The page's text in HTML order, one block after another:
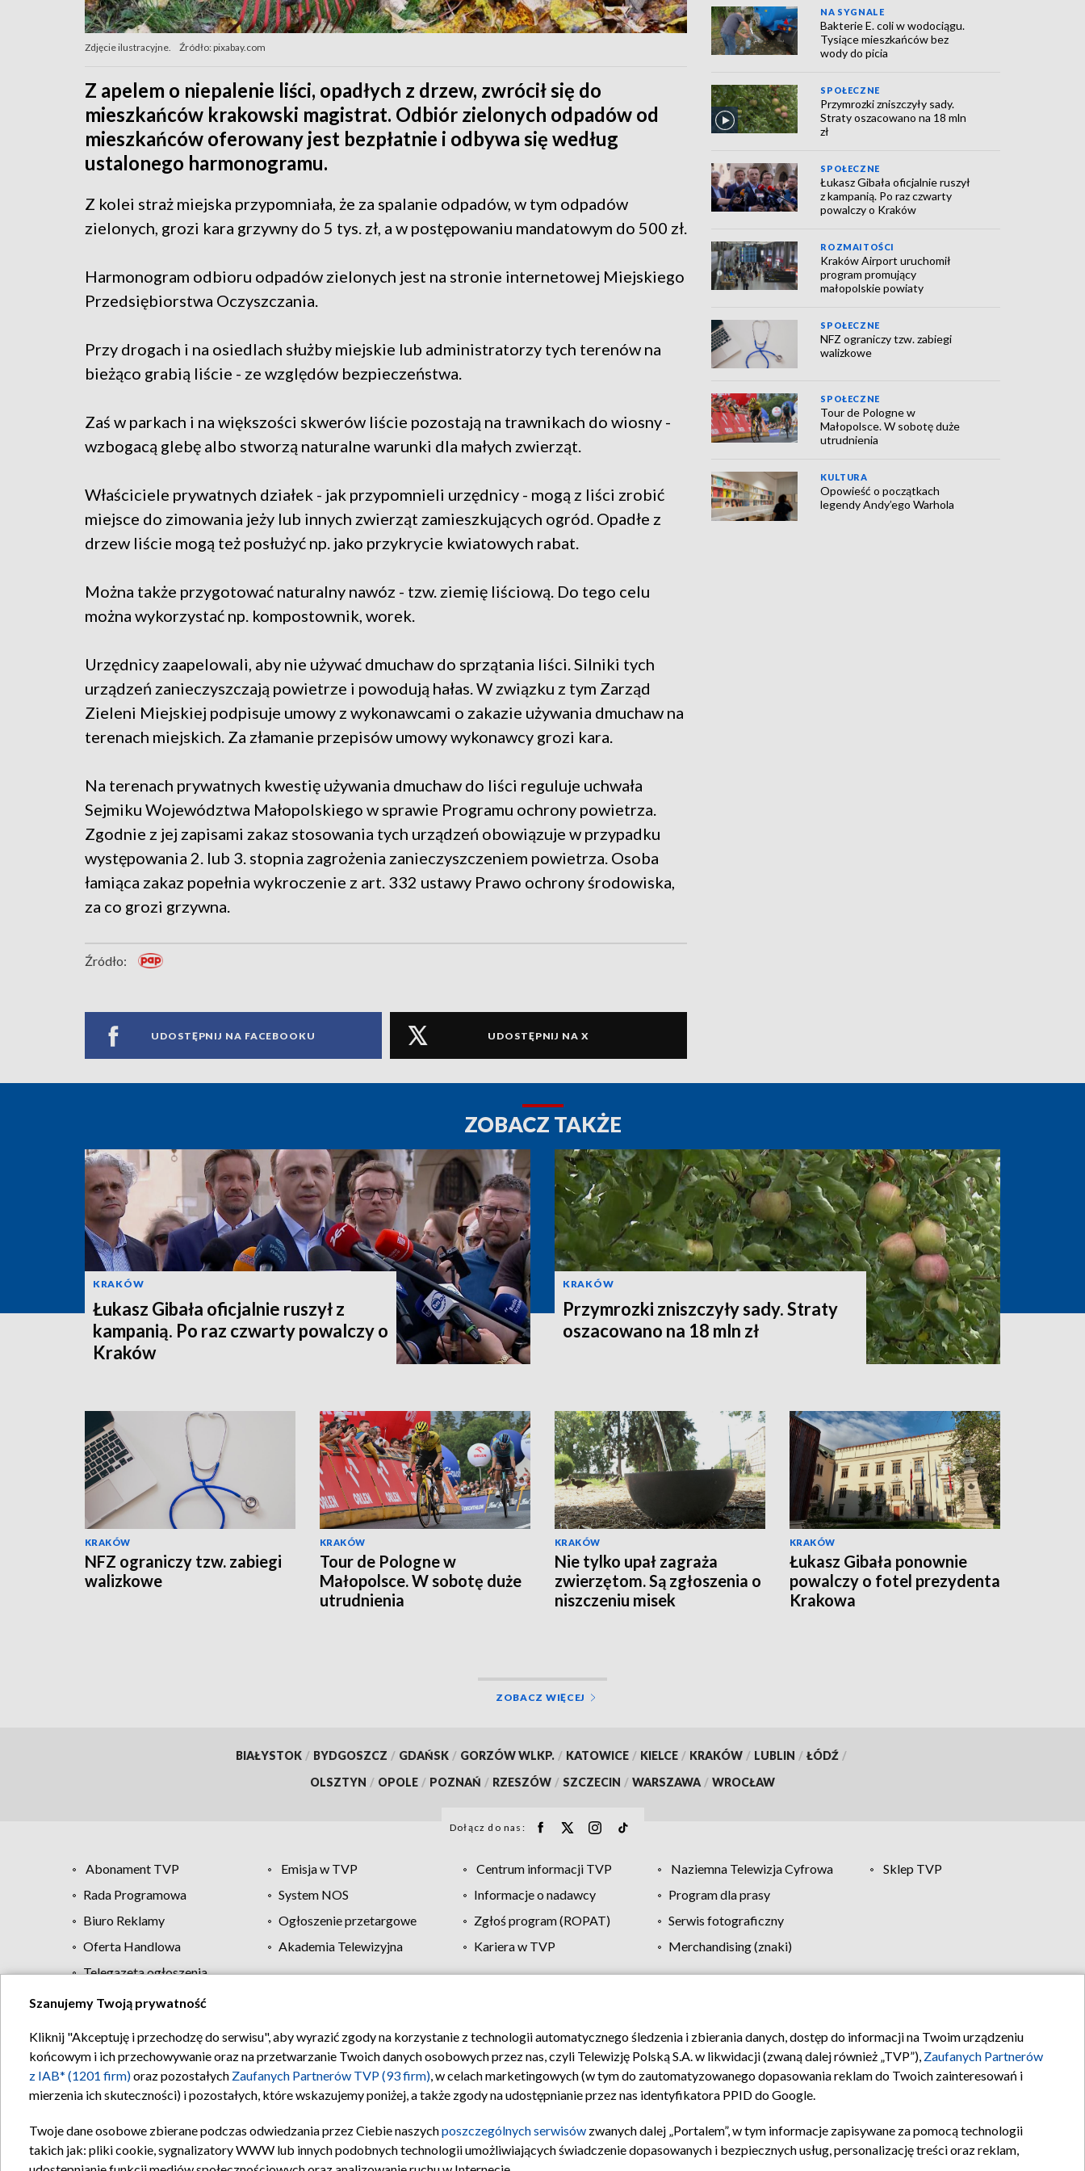
Zdjęcie ilustracyjne. Źródło: pixabay.com
Z apelem o niepalenie liści, opadłych z drzew, zwrócił się do
mieszkańców krakowski magistrat. Odbiór zielonych odpadów od
mieszkańców oferowany jest bezpłatnie i odbywa się według
ustalonego harmonogramu.
Z kolei straż miejska przypomniała, że za spalanie odpadów, w tym odpadów
zielonych, grozi kara grzywny do 5 tys. zł, a w postępowaniu mandatowym do 500 zł.
Harmonogram odbioru odpadów zielonych jest na stronie internetowej Miejskiego
Przedsiębiorstwa Oczyszczania.
Przy drogach i na osiedlach służby miejskie lub administratorzy tych terenów na
bieżąco grabią liście - ze względów bezpieczeństwa.
Zaś w parkach i na większości skwerów liście pozostają na trawnikach do wiosny -
wzbogacą glebę albo stworzą naturalne warunki dla małych zwierząt.
Właściciele prywatnych działek - jak przypomnieli urzędnicy - mogą z liści zrobić
miejsce do zimowania jeży lub innych zwierząt zamieszkujących ogród. Opadłe z
drzew liście mogą też posłużyć np. jako przykrycie kwiatowych rabat.
Można także przygotować naturalny nawóz - tzw. ziemię liściową. Do tego celu
można wykorzystać np. kompostownik, worek.
Urzędnicy zaapelowali, aby nie używać dmuchaw do sprzątania liści. Silniki tych
urządzeń zanieczyszczają powietrze i powodują hałas. W związku z tym Zarząd
Zieleni Miejskiej podpisuje umowy z wykonawcami o zakazie używania dmuchaw na
terenach miejskich. Za złamanie przepisów umowy wykonawcy grozi kara.
Na terenach prywatnych kwestię używania dmuchaw do liści reguluje uchwała
Sejmiku Województwa Małopolskiego w sprawie Programu ochrony powietrza.
Zgodnie z jej zapisami zakaz stosowania tych urządzeń obowiązuje w przypadku
występowania 2. lub 3. stopnia zagrożenia zanieczyszczeniem powietrza. Osoba
łamiąca zakaz popełnia wykroczenie z art. 332 ustawy Prawo ochrony środowiska,
za co grozi grzywna.
Źródło:
UDOSTĘPNIJ NA FACEBOOKU UDOSTĘPNIJ NA X
NA SYGNALE
Bakterie E. coli w wodociągu.
Tysiące mieszkańców bez
wody do picia
SPOŁECZNE
Przymrozki zniszczyły sady.
Straty oszacowano na 18 mln
zł
SPOŁECZNE
Łukasz Gibała oficjalnie ruszył
z kampanią. Po raz czwarty
powalczy o Kraków
ROZMAITOŚCI
Kraków Airport uruchomił
program promujący
małopolskie powiaty
SPOŁECZNE
NFZ ograniczy tzw. zabiegi
walizkowe
SPOŁECZNE
Tour de Pologne w
Małopolsce. W sobotę duże
utrudnienia
KULTURA
Opowieść o początkach
legendy Andy’ego Warhola
ZOBACZ TAKŻE
KRAKÓW
Łukasz Gibała oficjalnie ruszył z
kampanią. Po raz czwarty powalczy o
Kraków
KRAKÓW
Przymrozki zniszczyły sady. Straty
oszacowano na 18 mln zł
KRAKÓW
NFZ ograniczy tzw. zabiegi
walizkowe
KRAKÓW
Tour de Pologne w
Małopolsce. W sobotę duże
utrudnienia
KRAKÓW
Nie tylko upał zagraża
zwierzętom. Są zgłoszenia o
niszczeniu misek
KRAKÓW
Łukasz Gibała ponownie
powalczy o fotel prezydenta
Krakowa
ZOBACZ WIĘCEJ
BIAŁYSTOK / BYDGOSZCZ / GDAŃSK / GORZÓW WLKP. / KATOWICE / KIELCE / KRAKÓW / LUBLIN / ŁÓDŹ /
OLSZTYN / OPOLE / POZNAŃ / RZESZÓW / SZCZECIN / WARSZAWA / WROCŁAW
Dołącz do nas:
Abonament TVP Emisja w TVP Centrum informacji TVP Naziemna Telewizja Cyfrowa
Sklep TVP
Rada Programowa
System NOS Informacje o nadawcy
Program dla prasy
Biuro Reklamy
Ogłoszenie przetargowe Zgłoś program (ROPAT)
Serwis fotograficzny
Oferta Handlowa
Akademia Telewizyjna Kariera w TVP
Merchandising (znaki)
Telegazeta ogłoszenia
Regulamin TVP Polityka prywatności Moje zgody Pomoc Biuro reklamy Kontakt
Szanujemy Twoją prywatność
Kliknij "Akceptuję i przechodzę do serwisu", aby wyrazić zgody na korzystanie z technologii automatycznego śledzenia i zbierania danych, dostęp do informacji na Twoim urządzeniu
końcowym i ich przechowywanie oraz na przetwarzanie Twoich danych osobowych przez nas, czyli Telewizję Polską S.A. w likwidacji (zwaną dalej również „TVP”), Zaufanych Partnerów
z IAB* (1201 firm)oraz pozostałych Zaufanych Partnerów TVP (93 firm), w celach marketingowych (w tym do zautomatyzowanego dopasowania reklam do Twoich zainteresowań i
mierzenia ich skuteczności) i pozostałych, które wskazujemy poniżej, a także zgody na udostępnianie przez nas identyfikatora PPID do Google.
Twoje dane osobowe zbierane podczas odwiedzania przez Ciebie naszychposzczególnych serwisów zwanych dalej „Portalem”, w tym informacje zapisywane za pomocą technologii
takich jak: pliki cookie, sygnalizatory WWW lub innych podobnych technologii umożliwiających świadczenie dopasowanych i bezpiecznych usług, personalizację treści oraz reklam,